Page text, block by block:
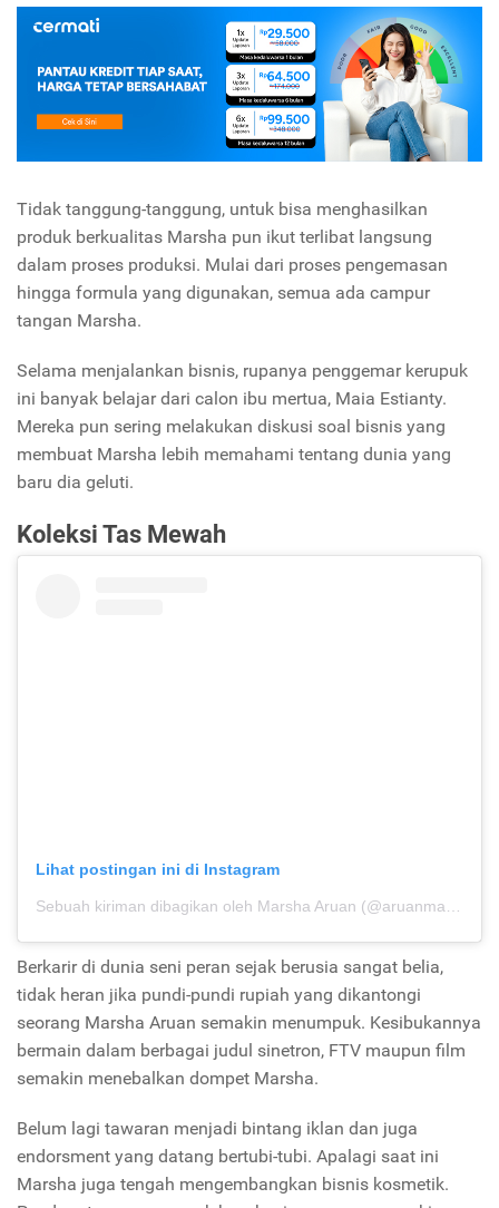
Tidak tanggung-tanggung, untuk bisa menghasilkan
produk berkualitas Marsha pun ikut terlibat langsung
dalam proses produksi. Mulai dari proses pengemasan
hingga formula yang digunakan, semua ada campur
tangan Marsha.
Selama menjalankan bisnis, rupanya penggemar kerupuk
ini banyak belajar dari calon ibu mertua, Maia Estianty.
Mereka pun sering melakukan diskusi soal bisnis yang
membuat Marsha lebih memahami tentang dunia yang
baru dia geluti.
Koleksi Tas Mewah
Lihat postingan ini di Instagram
Berkarir di dunia seni peran sejak berusia sangat belia,
tidak heran jika pundi-pundi rupiah yang dikantongi
seorang Marsha Aruan semakin menumpuk. Kesibukannya
bermain dalam berbagai judul sinetron, FTV maupun film
semakin menebalkan dompet Marsha.
Belum lagi tawaran menjadi bintang iklan dan juga
endorsment yang datang bertubi-tubi. Apalagi saat ini
Marsha juga tengah mengembangkan bisnis kosmetik.